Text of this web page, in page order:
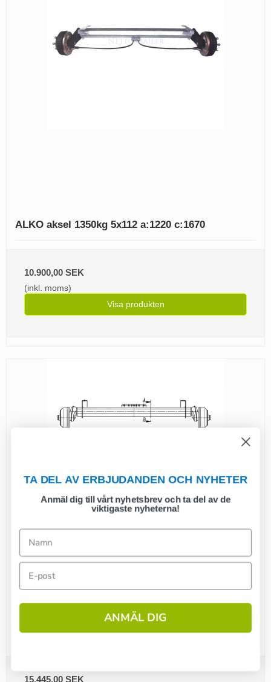
ALKO aksel 1350kg 5x112 a:1220 c:1670
10.900,00 SEK
(inkl. moms)
Visa produkten
ALKO axel 1300kg 5x112 A:1070 C:1595
15.445,00 SEK
TA DEL AV ERBJUDANDEN OCH NYHETER
Anmäl dig till vårt nyhetsbrev och ta del av de
viktigaste nyheterna!
ANMÄL DIG